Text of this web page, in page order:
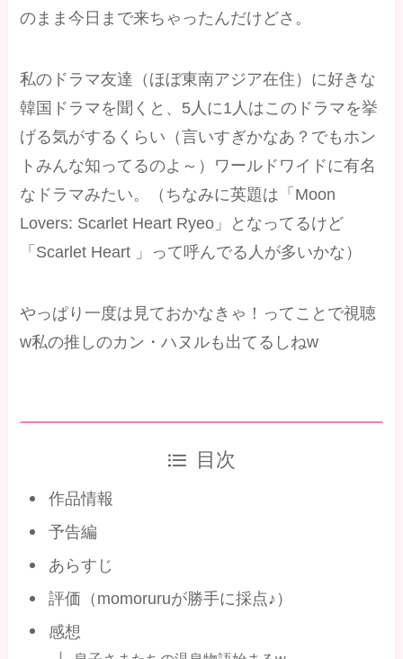
のまま今日まで来ちゃったんだけどさ。
私のドラマ友達（ほぼ東南アジア在住）に好きな
韓国ドラマを聞くと、5人に1人はこのドラマを挙
げる気がするくらい（言いすぎかなあ？でもホン
トみんな知ってるのよ～）ワールドワイドに有名
なドラマみたい。（ちなみに英題は「Moon
Lovers: Scarlet Heart Ryeo」となってるけど
「Scarlet Heart 」って呼んでる人が多いかな）
やっぱり一度は見ておかなきゃ！ってことで視聴
w私の推しのカン・ハヌルも出てるしねw
目次
作品情報
予告編
あらすじ
評価（momoruruが勝手に採点♪）
感想